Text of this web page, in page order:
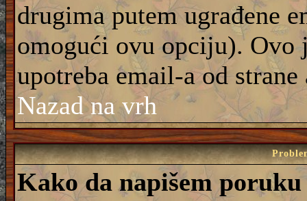
drugima putem ugrađene
omogući ovu opciju). Ovo
upotreba email-a od
Nazad na vrh
Kako da napišem